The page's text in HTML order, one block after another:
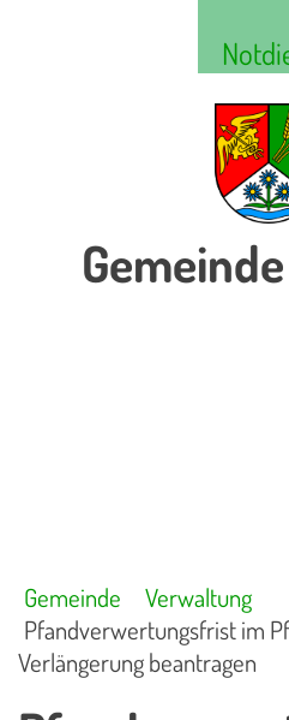
Gemeinde
Verwaltung
Pfandverwertungsfrist im
Verlängerung beantragen